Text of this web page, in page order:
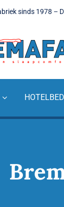
sinds 1978 –